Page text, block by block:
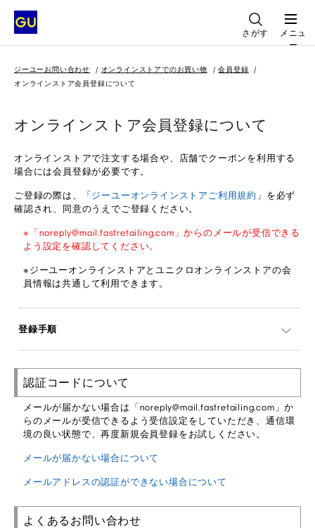
さがす
メニュ
ー
ジーユーお問い合わせ オンラインストアでのお買い物
会員登録
オンラインストア会員登録について
オンラインストア会員登録について
オンラインストアで注文する場合や、店舗でクーポンを利用する
場合には会員登録が必要です。
ご登録の際は、「 ジーユーオンラインストアご利用規約 」を必ず
確認され、同意のうえでご登録ください。
※「noreply@mail.fastretailing.com」からのメールが受信できる
よう設定を確認してください。
※ジーユーオンラインストアとユニクロオンラインストアの会
員情報は共通して利用できます。
登録手順
認証コードについて
メールが届かない場合は「noreply@mail.fastretailing.com」か
らのメールが受信できるよう受信設定をしていただき、通信環
境の良い状態で、再度新規会員登録をお試しください。
メールが届かない場合について
メールアドレスの認証ができない場合について
よくあるお問い合わせ